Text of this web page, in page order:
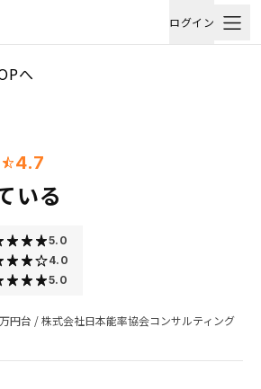
ログイン
へ
4.7
いる
5.0
4.0
5.0
円台 /株式会社日本能率協会コンサルティング